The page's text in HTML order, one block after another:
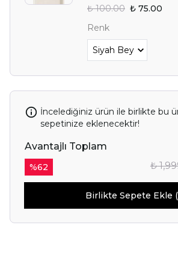
₺ 100.00 ₺ 75.00
Renk
İncelediğiniz ürün ile birlikte bu
sepetinize eklenecektir!
Avantajlı Toplam
%62 ₺
Birlikte Sepete Ekle